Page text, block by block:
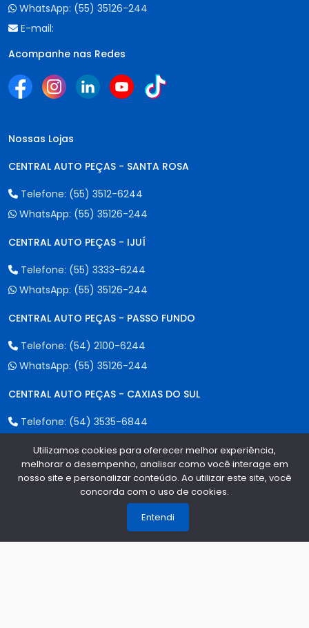
WhatsApp: (55) 35126-244
E-mail:
Acompanhe nas Redes
Nossas Lojas
CENTRAL AUTO PEÇAS - SANTA ROSA
Telefone: (55) 3512-6244
WhatsApp: (55) 35126-244
CENTRAL AUTO PEÇAS - IJUÍ
Telefone: (55) 3333-6244
WhatsApp: (55) 35126-244
CENTRAL AUTO PEÇAS - PASSO FUNDO
Telefone: (54) 2100-6244
WhatsApp: (55) 35126-244
CENTRAL AUTO PEÇAS - CAXIAS DO SUL
Telefone: (54) 3535-6844
CENTRAL AUTO PEÇAS - ERECHIM
(54) 2107-6244
(55) 35126-244
Utilizamos cookies para oferecer melhor experiência,
melhorar o desempenho, analisar como você interage em
nosso site e personalizar conteúdo. Ao utilizar este site, você
concorda com o uso de cookies.
Entendi